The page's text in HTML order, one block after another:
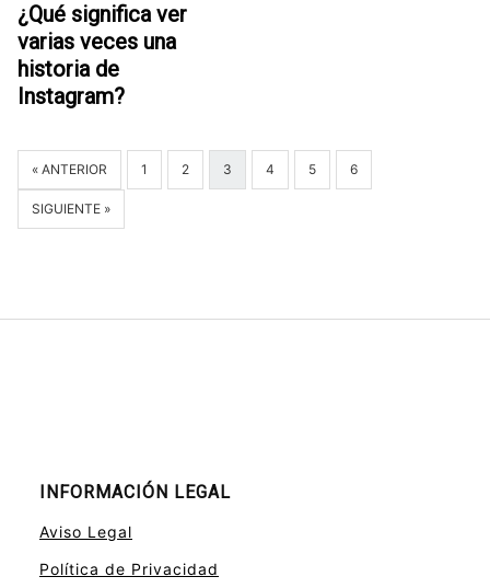
¿Qué significa ver
varias veces una
historia de
Instagram?
« ANTERIOR 1 2 3 4 5 6
SIGUIENTE »
INFORMACIÓN LEGAL
Aviso Legal
Política de Privacidad